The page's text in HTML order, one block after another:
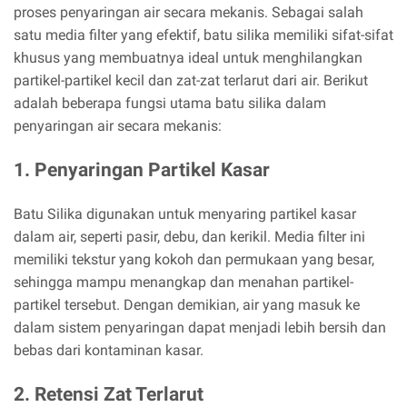
proses penyaringan air secara mekanis. Sebagai salah
satu media filter yang efektif, batu silika memiliki sifat-sifat
khusus yang membuatnya ideal untuk menghilangkan
partikel-partikel kecil dan zat-zat terlarut dari air. Berikut
adalah beberapa fungsi utama batu silika dalam
penyaringan air secara mekanis:
1. Penyaringan Partikel Kasar
Batu Silika digunakan untuk menyaring partikel kasar
dalam air, seperti pasir, debu, dan kerikil. Media filter ini
memiliki tekstur yang kokoh dan permukaan yang besar,
sehingga mampu menangkap dan menahan partikel-
partikel tersebut. Dengan demikian, air yang masuk ke
dalam sistem penyaringan dapat menjadi lebih bersih dan
bebas dari kontaminan kasar.
2. Retensi Zat Terlarut